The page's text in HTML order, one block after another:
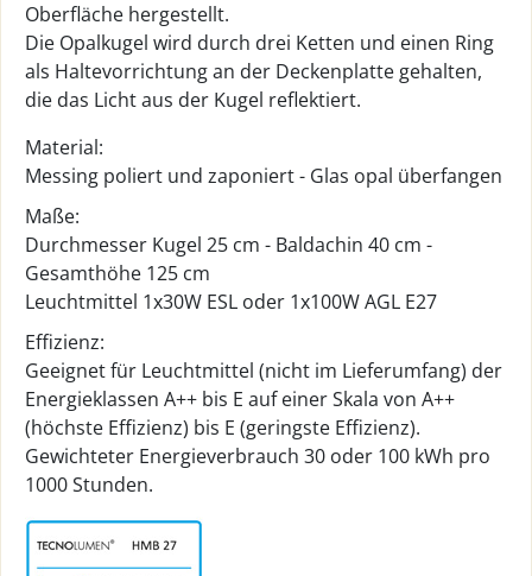
Oberfläche hergestellt.
Die Opalkugel wird durch drei Ketten und einen Ring
als Haltevorrichtung an der Deckenplatte gehalten,
die das Licht aus der Kugel reflektiert.
Material:
Messing poliert und zaponiert - Glas opal überfangen
Maße:
Durchmesser Kugel 25 cm - Baldachin 40 cm -
Gesamthöhe 125 cm
Leuchtmittel 1x30W ESL oder 1x100W AGL E27
Effizienz:
Geeignet für Leuchtmittel (nicht im Lieferumfang) der
Energieklassen A++ bis E auf einer Skala von A++
(höchste Effizienz) bis E (geringste Effizienz).
Gewichteter Energieverbrauch 30 oder 100 kWh pro
1000 Stunden.